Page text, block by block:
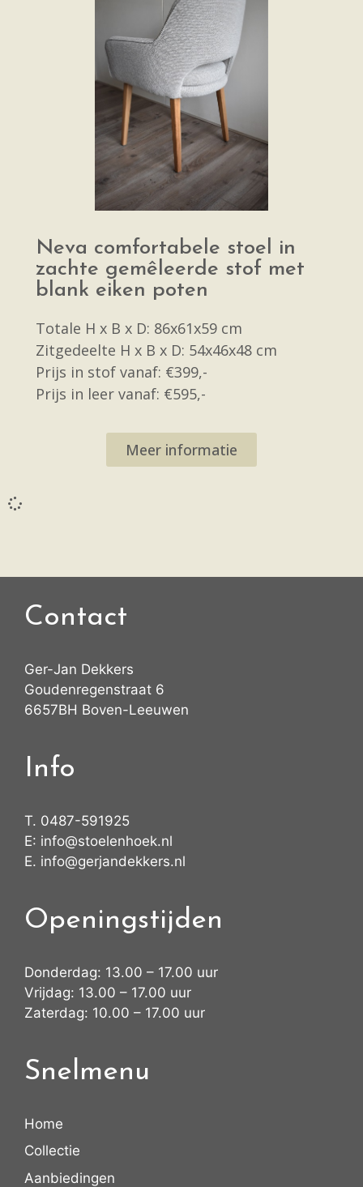
Neva comfortabele stoel in
zachte gemêleerde stof met
blank eiken poten
Totale H x B x D: 86x61x59 cm
Zitgedeelte H x B x D: 54x46x48 cm
Prijs in stof vanaf: €399,-
Prijs in leer vanaf: €595,-
Meer informatie
Contact
Ger-Jan Dekkers
Goudenregenstraat 6
6657BH Boven-Leeuwen
Info
T. 0487-591925
E: info@stoelenhoek.nl
E. info@gerjandekkers.nl
Openingstijden
Donderdag: 13.00 – 17.00 uur
Vrijdag: 13.00 – 17.00 uur
Zaterdag: 10.00 – 17.00 uur
Snelmenu
Home
Collectie
Aanbiedingen